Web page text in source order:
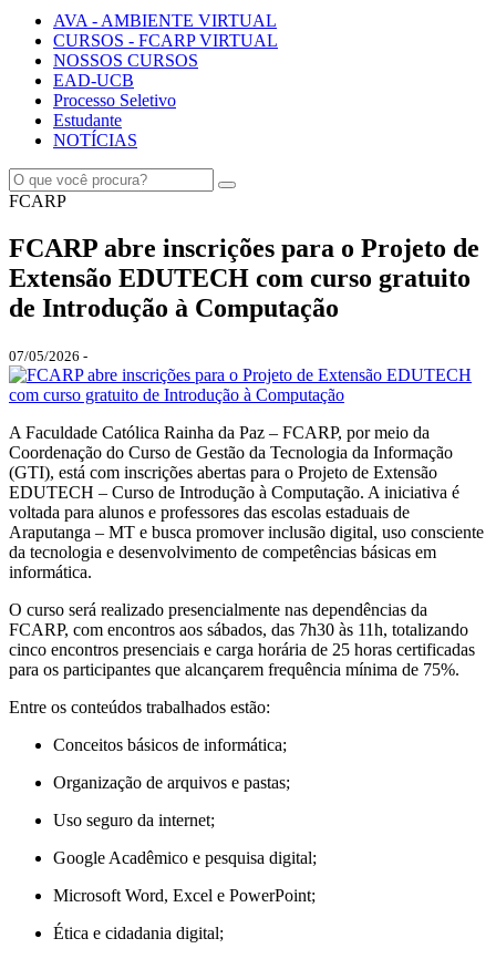
AVA - AMBIENTE VIRTUAL
CURSOS - FCARP VIRTUAL
NOSSOS CURSOS
EAD-UCB
Processo Seletivo
Estudante
NOTÍCIAS
FCARP
FCARP abre inscrições para o Projeto de
Extensão EDUTECH com curso gratuito
de Introdução à Computação
07/05/2026 -
A Faculdade Católica Rainha da Paz – FCARP, por meio da
Coordenação do Curso de Gestão da Tecnologia da Informação
(GTI), está com inscrições abertas para o Projeto de Extensão
EDUTECH – Curso de Introdução à Computação. A iniciativa é
voltada para alunos e professores das escolas estaduais de
Araputanga – MT e busca promover inclusão digital, uso consciente
da tecnologia e desenvolvimento de competências básicas em
informática.
O curso será realizado presencialmente nas dependências da
FCARP, com encontros aos sábados, das 7h30 às 11h, totalizando
cinco encontros presenciais e carga horária de 25 horas certificadas
para os participantes que alcançarem frequência mínima de 75%.
Entre os conteúdos trabalhados estão:
Conceitos básicos de informática;
Organização de arquivos e pastas;
Uso seguro da internet;
Google Acadêmico e pesquisa digital;
Microsoft Word, Excel e PowerPoint;
Ética e cidadania digital;